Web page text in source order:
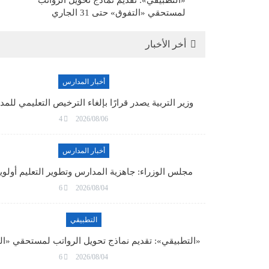
لمستحقي «التفوق» حتى 31 الجاري
أخر الأخبار
أخبار المدارس
وزير التربية يصدر قرارًا بإلغاء الترخيص التعليمي
2026/08/06
4
أخبار المدارس
مجلس الوزراء: جاهزية المدارس وتطوير التعليم
2026/08/04
6
التطبيقي
«التطبيقي»: تقديم نماذج تحويل الرواتب لمستحقي
2026/08/04
6